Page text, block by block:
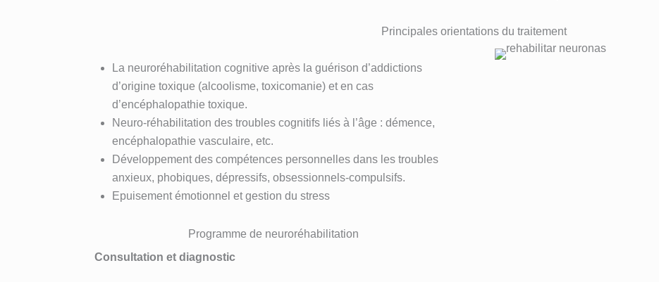
Principales orientations du traitement
La neuroréhabilitation cognitive après la guérison d’addictions
d’origine toxique (alcoolisme, toxicomanie) et en cas
d’encéphalopathie toxique.
Neuro-réhabilitation des troubles cognitifs liés à l’âge : démence,
encéphalopathie vasculaire, etc.
Développement des compétences personnelles dans les troubles
anxieux, phobiques, dépressifs, obsessionnels-compulsifs.
Epuisement émotionnel et gestion du stress
Programme de neuroréhabilitation
Consultation et diagnostic